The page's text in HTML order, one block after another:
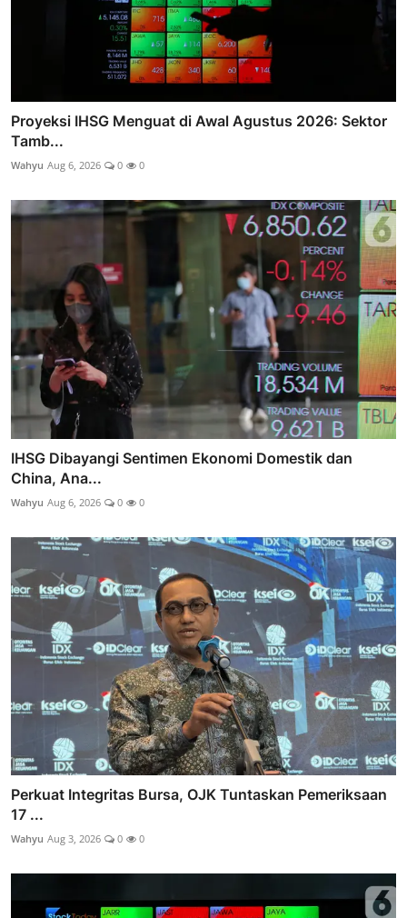
Proyeksi IHSG Menguat di Awal Agustus 2026: Sektor
Tamb...
Wahyu Aug 6, 2026 0 0
IHSG Dibayangi Sentimen Ekonomi Domestik dan
China, Ana...
Wahyu Aug 6, 2026 0 0
Perkuat Integritas Bursa, OJK Tuntaskan Pemeriksaan
17 ...
Wahyu Aug 3, 2026 0 0